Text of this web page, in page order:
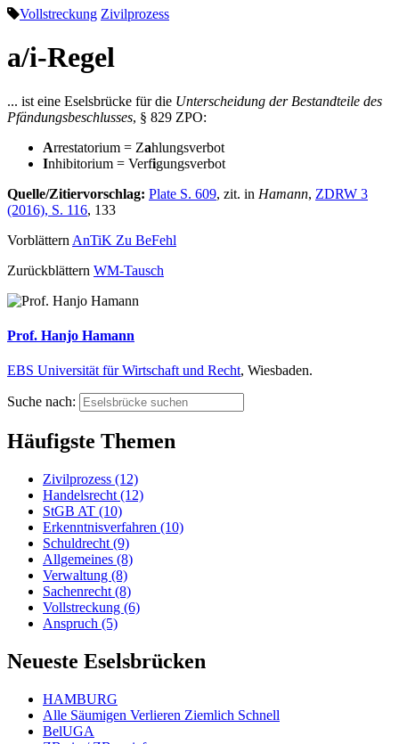
Vollstreckung Zivilprozess
a/i-Regel
... ist eine Eselsbrücke für die Unterscheidung der Bestandteile des
Pfändungsbeschlusses, § 829 ZPO:
Arrestatorium = Zahlungsverbot
Inhibitorium = Verfigungsverbot
Quelle/Zitiervorschlag: Plate S. 609, zit. in Hamann, ZDRW 3
(2016), S. 116, 133
Vorblättern AnTiK Zu BeFehl
Zurückblättern WM-Tausch
Prof. Hanjo Hamann
EBS Universität für Wirtschaft und Recht, Wiesbaden.
Suche nach:
Häufigste Themen
Zivilprozess (12)
Handelsrecht (12)
StGB AT (10)
Erkenntnisverfahren (10)
Schuldrecht (9)
Allgemeines (8)
Verwaltung (8)
Sachenrecht (8)
Vollstreckung (6)
Anspruch (5)
Neueste Eselsbrücken
HAMBURG
Alle Säumigen Verlieren Ziemlich Schnell
BelUGA